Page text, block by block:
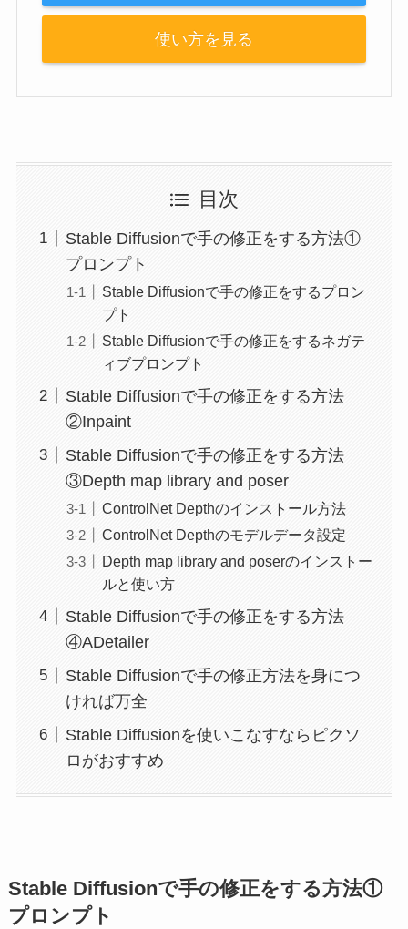
使い方を見る
目次
Stable Diffusionで手の修正をする方法①
プロンプト
Stable Diffusionで手の修正をするプロン
プト
Stable Diffusionで手の修正をするネガテ
ィブプロンプト
Stable Diffusionで手の修正をする方法
②Inpaint
Stable Diffusionで手の修正をする方法
③Depth map library and poser
ControlNet Depthのインストール方法
ControlNet Depthのモデルデータ設定
Depth map library and poserのインストー
ルと使い方
Stable Diffusionで手の修正をする方法
④ADetailer
Stable Diffusionで手の修正方法を身につ
ければ万全
Stable Diffusionを使いこなすならピクソ
ロがおすすめ
Stable Diffusionで手の修正をする方法①
プロンプト